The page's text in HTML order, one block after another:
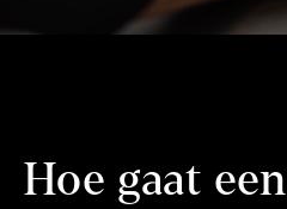
Hoe gaat een